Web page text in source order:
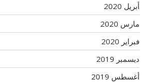
أبريل 2020
مارس 2020
فبراير 2020
ديسمبر 2019
أغسطس 2019